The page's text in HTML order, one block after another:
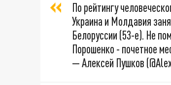
По рейтингу
Украина и Молдавия
Белоруссии (53-е). Не
Порошенко - почетное
— Алексей Пушков